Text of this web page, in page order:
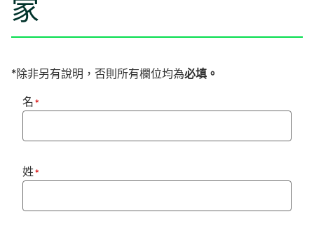
家
*除非另有說明，否則所有欄位均為必填。
名 *
姓*